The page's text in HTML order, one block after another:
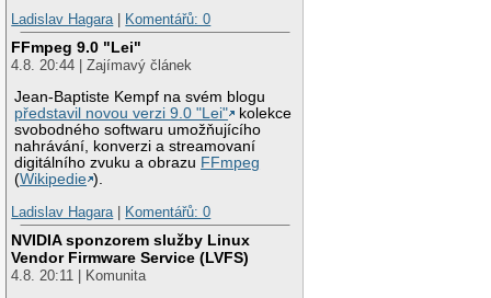
Ladislav Hagara
Komentářů: 0
FFmpeg 9.0 "Lei"
4.8. 20:44 | Zajímavý článek
Jean-Baptiste Kempf na svém blogu
představil novou verzi 9.0 "Lei"
kolekce
svobodného softwaru umožňujícího
nahrávání, konverzi a streamovaní
digitálního zvuku a obrazu FFmpeg
(Wikipedie ).
Ladislav Hagara
Komentářů: 0
NVIDIA sponzorem služby Linux
Vendor Firmware Service (LVFS)
4.8. 20:11 | Komunita